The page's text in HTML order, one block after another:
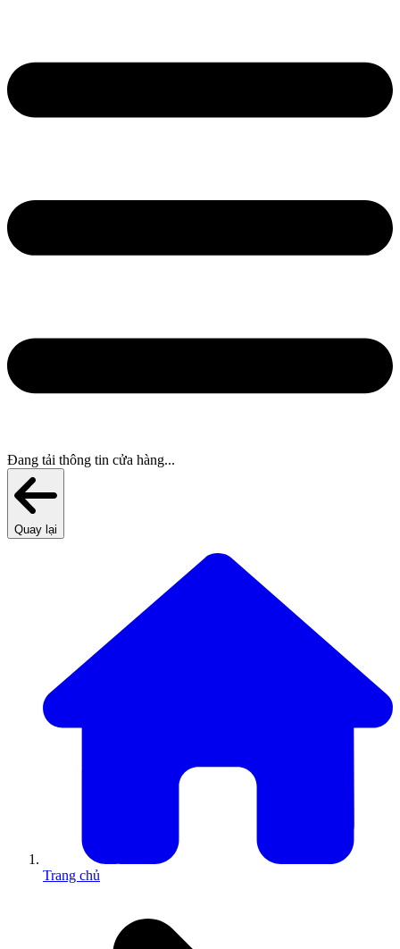
Đang tải thông tin cửa hàng...
Quay lại
Trang chủ